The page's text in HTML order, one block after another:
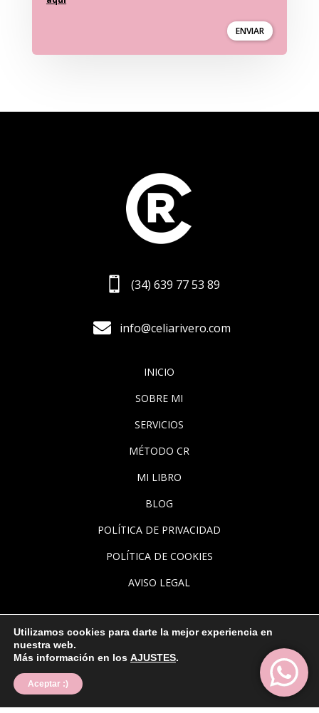
ENVIAR
 (34) 639 77 53 89
 info@celiarivero.com
INICIO
SOBRE MI
SERVICIOS
MÉTODO CR
MI LIBRO
BLOG
POLÍTICA DE PRIVACIDAD
POLÍTICA DE COOKIES
AVISO LEGAL
Copyright 2026 CELIA RIVERO
Utilizamos cookies para darte la mejor experiencia en
nuestra web.
Más información en los AJUSTES.
Aceptar :)